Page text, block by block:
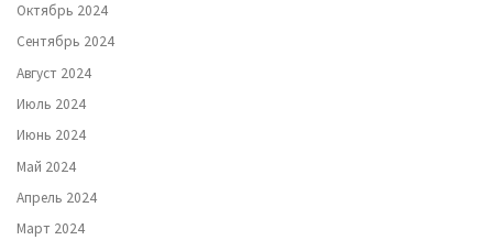
Октябрь 2024
Сентябрь 2024
Август 2024
Июль 2024
Июнь 2024
Май 2024
Апрель 2024
Март 2024